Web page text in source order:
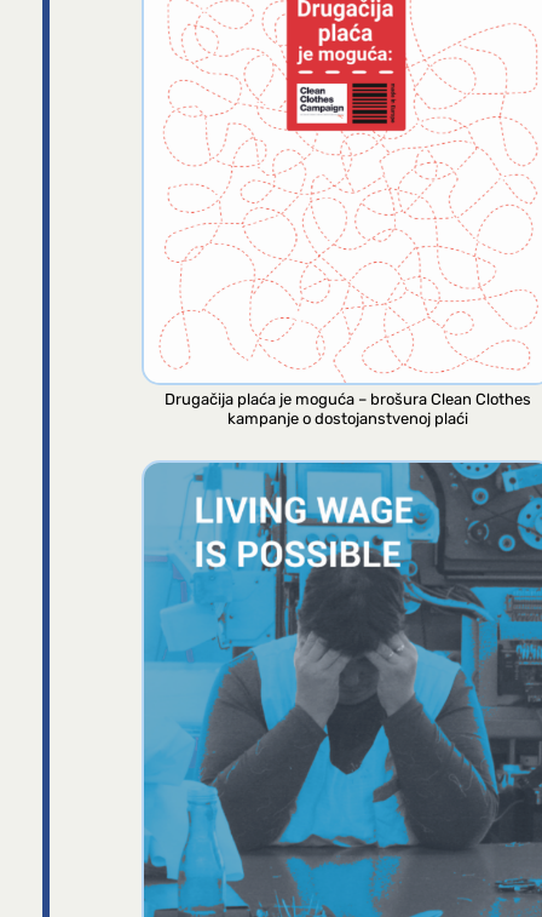
Drugačija plaća je moguća – brošura Clean Clothes
kampanje o dostojanstvenoj plaći